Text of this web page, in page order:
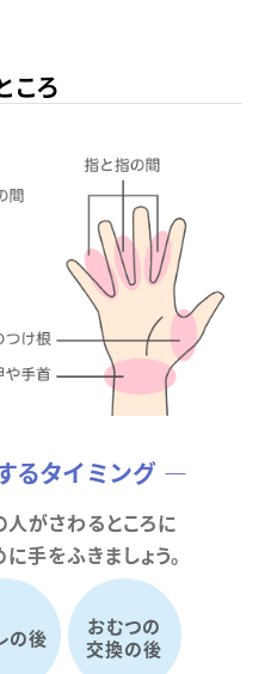
ころ
るタイミング —
がさわるところに
手をふきましょう。
の後
おむつの
交換の後